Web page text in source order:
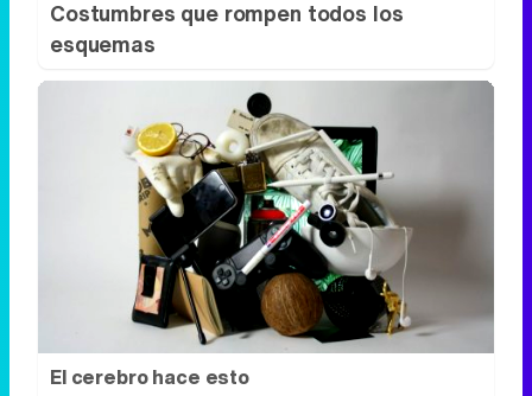
El cerebro hace esto
Seguro que tú también has visto caras
donde no existen